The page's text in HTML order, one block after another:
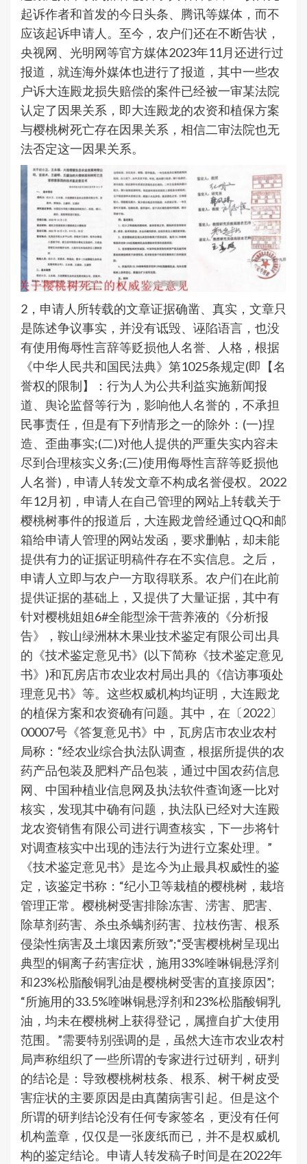
起诉作者和首发的今日头条、腾讯等媒体，而不
应该起诉申请人。至今，农户们还在不断告状，
央视网、光明网等官方媒体2023年11月还进行过
报道，就连海外媒体也进行了报道，其中一些农
户诉大连殿龙损失赔偿的案件已经被一审某法院
认定了因果关系，即大连殿龙的农资和植保方案
与樱桃树死亡存在因果关系，相信二审法院也无
法否定这一因果关系。
2，申请人所转载的文章证据确凿、真实，文章只
是陈述争议事实，并没有诋毁、诬陷语言，也没
有使用侮辱性言辞等贬损他人名誉、人格，根据
《中华人民共和国民法典》第1025条规定(即【名
誉权的限制】：行为人为公共利益实施新闻报
道、舆论监督等行为，影响他人名誉的，不承担
民事责任，但是有下列情形之一的除外：(一)捏
造、歪曲事实;(二)对他人提供的严重失实内容未
尽到合理核实义务;(三)使用侮辱性言辞等贬损他
人名誉)，申请人转发文章不构成名誉侵权。2022
年12月初，申请人在自己管理的网站上转载关于
樱桃树事件的报道后，大连殿龙曾经通过QQ和邮
箱给申请人管理的网站发函，要求删帖，却未能
提供有力的证据证明稿件存在不实信息。之后，
申请人立即与农户一方取得联系。农户们在此前
提供证据的基础上，又提供了大量证据，其中有
针对樱桃姐姐6#全能型涂干营养液的《分析报
告》，鞍山绿洲林木果业技术鉴定有限公司出具
的《技术鉴定意见书》(以下简称《技术鉴定意见
书》)和瓦房店市农业农村局出具的《信访事项处
理意见书》等。这些权威机构均证明，大连殿龙
的植保方案和农资确有问题。其中，在〔2022〕
00007号《答复意见书》中，瓦房店市农业农村
局称：“经农业综合执法队调查，根据所提供的农
药产品包装及肥料产品包装，通过中国农药信息
网、中国种植业信息网及执法软件查询逐一比对
核实，发现其中确有问题，执法队已经对大连殿
龙农资销售有限公司进行调查核实，下一步将针
对调查核实中出现的违法行为进行立案处理。”
《技术鉴定意见书》是迄今为止最具权威性的鉴
定，该鉴定书称：“纪小卫等栽植的樱桃树，栽培
管理正常。樱桃树受害排除冻害、涝害、肥害、
除草剂药害、杀虫杀螨剂药害、拉枝伤害、根系
侵染性病害及土壤因素所致”;“受害樱桃树呈现出
典型的铜离子药害症状，施用33%喹啉铜悬浮剂
和23%松脂酸铜乳油是樱桃树受害的直接原因”;
“所施用的33.5%喹啉铜悬浮剂和23%松脂酸铜乳
油，均未在樱桃树上获得登记，属擅自扩大使用
范围。”需要特别强调的是，虽然大连市农业农村
局声称组织了一些所谓的专家进行过研判，研判
的结论是：导致樱桃树枝条、根系、树干树皮受
害症状的主要原因是由真菌病害引起。但是这个
所谓的研判结论没有任何专家签名，更没有任何
机构盖章，仅仅是一张废纸而已，并不是权威机
构的鉴定结论。申请人转发稿子时间是在2022年